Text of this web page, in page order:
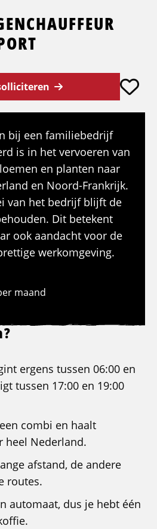
bij een familiebedrijf
is in het vervoeren van
en planten naar
en Noord-Frankrijk.
van het bedrijf blijft de
Dit betekent
ook aandacht voor de
werkomgeving.
maand
ergens tussen 06:00 en
tussen 17:00 en 19:00
combi en haalt
heel Nederland.
afstand, de andere
routes.
automaat, dus je hebt één